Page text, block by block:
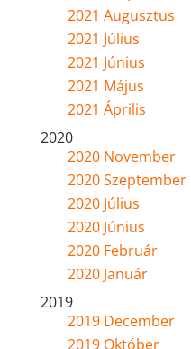
2021 Augusztus
2021 Július
2021 Június
2021 Május
2021 Április
2020
2020 November
2020 Szeptember
2020 Július
2020 Június
2020 Február
2020 Január
2019
2019 December
2019 Október